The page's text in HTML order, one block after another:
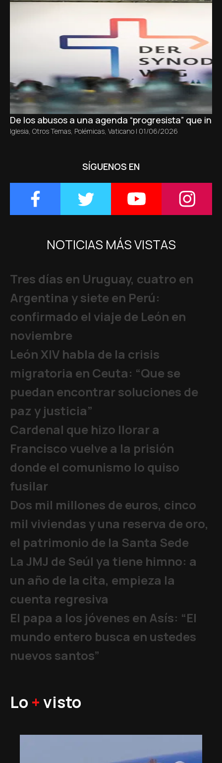
De los abusos a una agenda “progresista” que
Iglesia, Otros Temas, Polémicas, Vaticano | 01/06/2026
SÍGUENOS EN
NOTICIAS MÁS VISTAS
Tres días en Uruguay, cuatro en
Argentina y siete en Perú:
confirmado el viaje de León en
noviembre
León XIV habla de la crisis
migratoria en Ceuta: “Que se
puedan encontrar soluciones de
paz y justicia”
Cardenal que hizo llorar a
Francisco vuelve a la prisión
donde el comunismo lo quiso
fusilar
Dos mil millones de euros, cinco
mil viviendas y una reserva de oro,
el patrimonio de la Santa Sede
La JMJ de Seúl ya tiene himno: a
un año de la cita, empieza la
cuenta regresiva
El papa a los jóvenes en Asís: “El
mundo entero busca en ustedes
nuevos santos”
Lo +visto